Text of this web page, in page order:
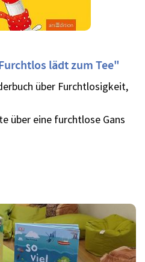
lädt zum Tee"
über Furchtlosigkeit,
über eine furchtlose Gans